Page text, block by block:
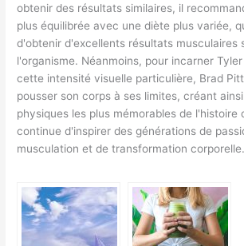
obtenir des résultats similaires, il
plus équilibrée avec une diète plus variée,
d'obtenir d'excellents résultats musculaires
l'organisme. Néanmoins, pour incarner
cette intensité visuelle particulière, Brad
pousser son corps à ses limites, créant
physiques les plus mémorables de l'histoire
continue d'inspirer des générations de
musculation et de transformation corporelle.